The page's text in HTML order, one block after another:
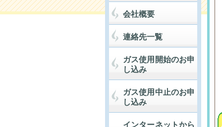
会社概要
連絡先一覧
ガス使用開始のお申
し込み
ガス使用中止のお申
し込み
インターネットから